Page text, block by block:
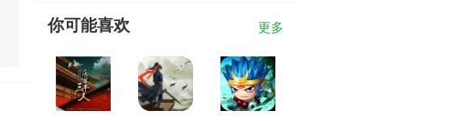
你可能喜欢 更多